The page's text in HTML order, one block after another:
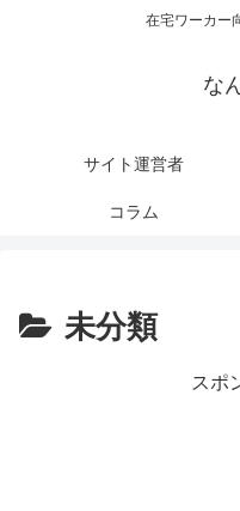
在宅ワーカー
な
サイト運営者
コラム
未分類
スポ